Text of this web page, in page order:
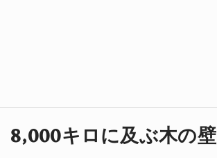
8,000キロに及ぶ木の壁